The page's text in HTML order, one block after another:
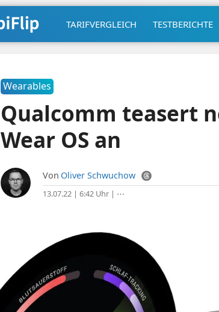
TARIFVERGLEICH TESTBERICHTE
Wearables
Qualcomm teasert
Wear OS an
Von Oliver Schwuchow
13.07.22 | 6:42 Uhr| ⋯